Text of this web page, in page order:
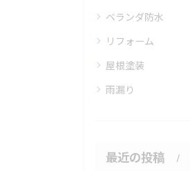
ベランダ防水
リフォーム
屋根塗装
雨漏り
最近の投稿